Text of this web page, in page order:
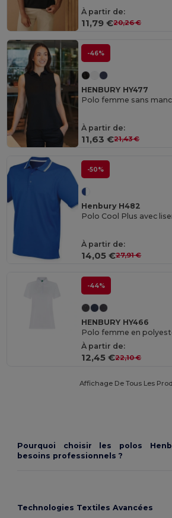
À partir de:
11,79 €20,26 €
-46%
HENBURY HY477
Polo femme sans
À partir de:
11,63 €21,43 €
-50%
Henbury H482
Polo Cool Plus avec
À partir de:
14,05 €27,91 €
-44%
HENBURY HY466
Polo femme en
À partir de:
12,45 €22,10 €
Affichage De Tous Les
Pourquoi choisir les polos
besoins professionnels ?
Technologies Textiles Avancées